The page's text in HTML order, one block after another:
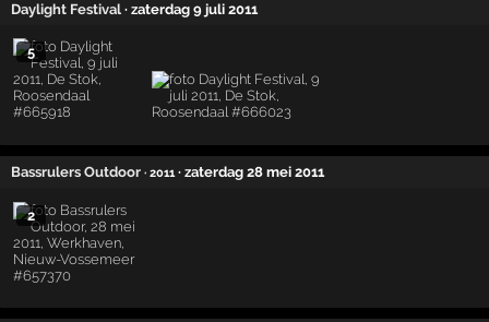
Daylight Festival · zaterdag 9 juli 2011
5
Bassrulers Outdoor · 2011 · zaterdag 28 mei 2011
2